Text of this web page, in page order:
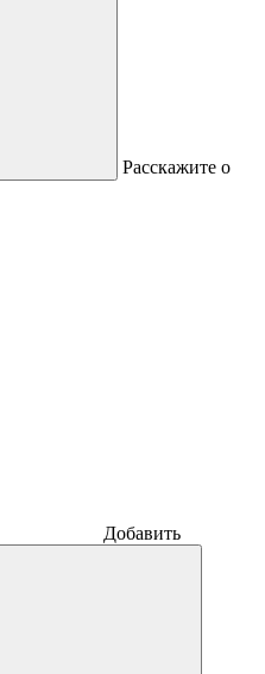
Расскажите о
Добавить